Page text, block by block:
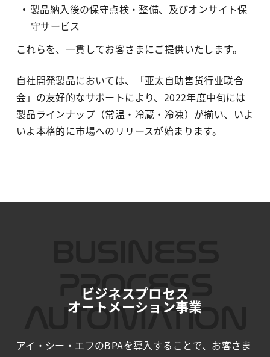
製品納入後の保守点検・整備、及びオンサイト保
守サービス
これらを、一貫してお客さまにご提供いたします。
自社開発製品においては、「亚太自助售货行业联合
会」の友好的なサポートにより、2022年度中旬には
製品ラインナップ（常温・冷蔵・冷凍）が揃い、いよ
いよ本格的に市場へのリリースが始まります。
ビジネスプロセス
オートメーション事業
アイ・シー・エフのBPAを導⼊することで、お客さま